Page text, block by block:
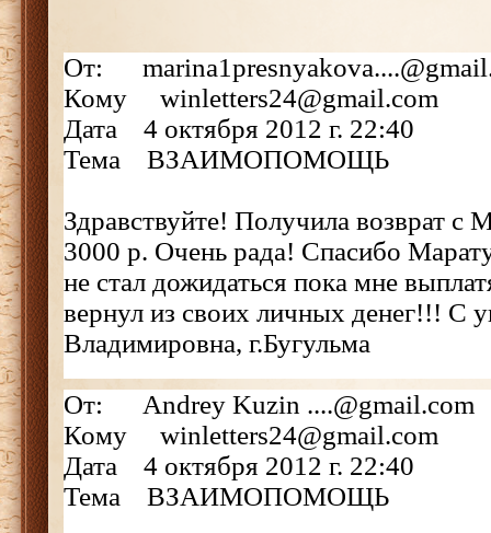
От:
Кому winletters24@gmail.com
Дата 4 октября 2012 г. 22:40
Тема ВЗАИМОПОМОЩЬ
Здравствуйте! Получила возврат
3000 р. Очень рада! Спасибо
не стал дожидаться пока мне
вернул из своих личных денег!!! С
Владимировна, г.Бугульма
От: Andrey Kuzin ....@gmail.com
Кому winletters24@gmail.com
Дата 4 октября 2012 г. 22:40
Тема ВЗАИМОПОМОЩЬ